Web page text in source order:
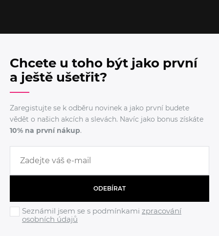
Chcete u toho být jako první
a ještě ušetřit?
Zaregistujte se k odběru novinek a jako první budete
vědět o našich akcích a slevách. Navíc jako bonus získáte
10% na první nákup.
ODEBÍRAT
Seznámil jsem se s podmínkami zpracování
osobních údajů